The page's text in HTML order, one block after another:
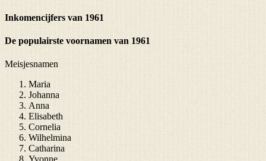
Inkomencijfers van 1961
De populairste voornamen van 1961
Meisjesnamen
Maria
Johanna
Anna
Elisabeth
Cornelia
Wilhelmina
Catharina